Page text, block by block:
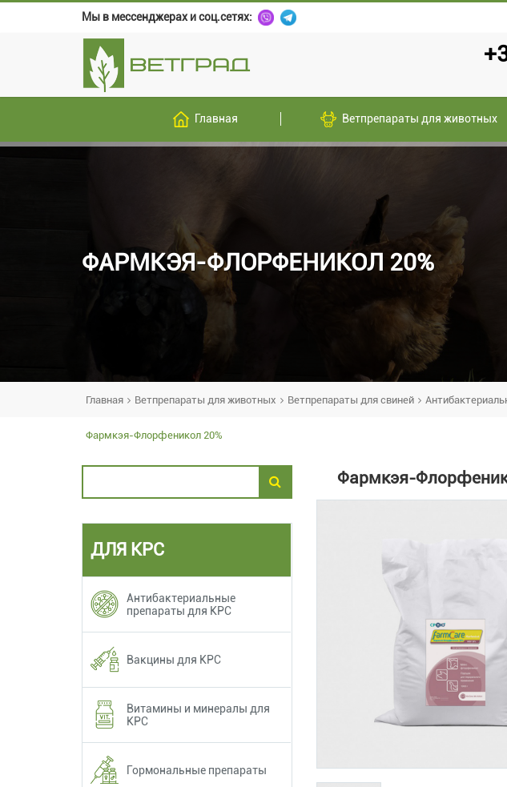
Мы в мессенджерах и соц.сетях:
Главная Ветпрепараты для животных
ФАРМКЭЯ-ФЛОРФЕНИКОЛ 20%
Главная Ветпрепараты для животных Ветпрепараты для свиней
Фармкэя-Флорфеникол 20%
Фармкэя-
ДЛЯ КРС
Антибактериальные
препараты для КРС
Вакцины для КРС
Витамины и минералы для
КРС
Гормональные препараты